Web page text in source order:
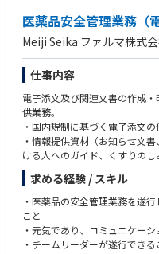
監査・査察対応の準備を統括
どを含むエビデンスパッケー
別コード等）を整備し、監査指
体系的なトレーニングおよびフ
（頻出指摘事項の集約、レビュ
ェックリストの改訂、E&BIお
実施など）
レビューに関するKPI（レビュ
超過率）などをモニタリング
うことなく、リスクベースの
化・標準化を提案する。
レビュー、講演スライドレビ
完了等）を継続して遂行する。
メディカル活動（資材作成、
Medical部門および関連部門へ
ビュー対応準備の確保を支援す
・社内外問わず円滑なコミュニ
・スタートアップ環境で幅広い
・弊社事業に関心があり、成長
医薬品安全管理業務（
Meiji Seika ファルマ株式
仕事内容
電子添文及び関連文書の作成
供業務。
・国内規制に基づく電子添文
・情報提供資材（お知らせ文
ける人へのガイド、くすりの
・適正使用情報の提供に関する
・上記業務に関する社内外関係
・上記業務に係る文書・記録
求める経験 / スキル
・医薬品の安全管理業務を遂
こと
・元気であり、コミュニケー
・チームリーダーが遂行できる